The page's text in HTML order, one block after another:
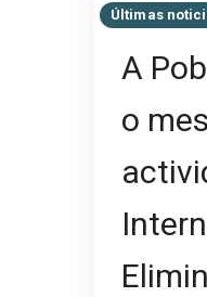
Últimas
A
o